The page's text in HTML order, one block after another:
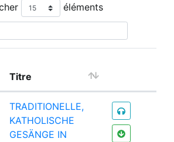
éléments
Titre
TRADITIONELLE,
KATHOLISCHE
GESÄNGE IN